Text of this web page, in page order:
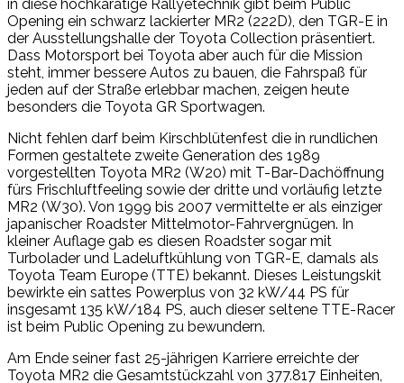
in diese hochkarätige Rallyetechnik gibt beim Public
Opening ein schwarz lackierter MR2 (222D), den TGR-E in
der Ausstellungshalle der Toyota Collection präsentiert.
Dass Motorsport bei Toyota aber auch für die Mission
steht, immer bessere Autos zu bauen, die Fahrspaß für
jeden auf der Straße erlebbar machen, zeigen heute
besonders die Toyota GR Sportwagen.
Nicht fehlen darf beim Kirschblütenfest die in rundlichen
Formen gestaltete zweite Generation des 1989
vorgestellten Toyota MR2 (W20) mit T-Bar-Dachöffnung
fürs Frischluftfeeling sowie der dritte und vorläufig letzte
MR2 (W30). Von 1999 bis 2007 vermittelte er als einziger
japanischer Roadster Mittelmotor-Fahrvergnügen. In
kleiner Auflage gab es diesen Roadster sogar mit
Turbolader und Ladeluftkühlung von TGR-E, damals als
Toyota Team Europe (TTE) bekannt. Dieses Leistungskit
bewirkte ein sattes Powerplus von 32 kW/44 PS für
insgesamt 135 kW/184 PS, auch dieser seltene TTE-Racer
ist beim Public Opening zu bewundern.
Am Ende seiner fast 25-jährigen Karriere erreichte der
Toyota MR2 die Gesamtstückzahl von 377.817 Einheiten,